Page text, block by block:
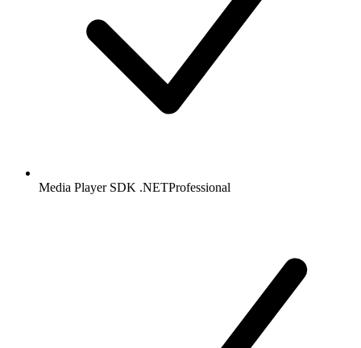
Media Player SDK .NETProfessional